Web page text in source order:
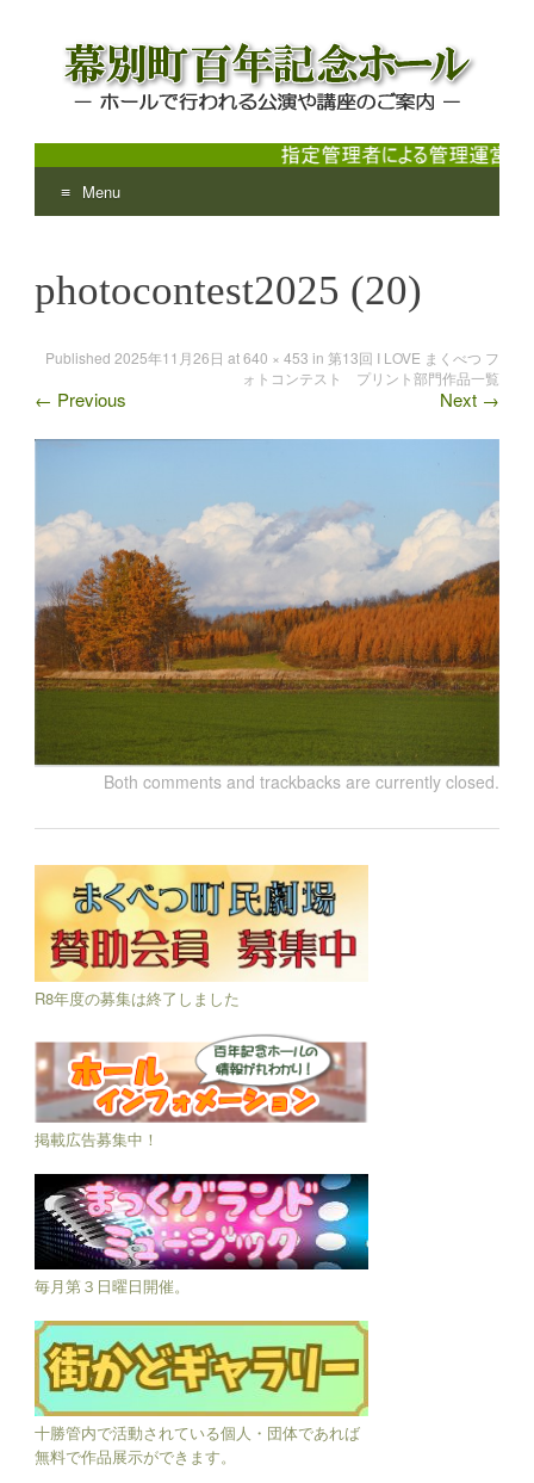
幕別町百年記念ホール
ホールで行われる公演や講座のご案内
Menu
content
photocontest2025 (20)
Published 2025年11月26日 at640 × 453 in 第13回 I LOVE まくべつ フ
ォトコンテスト プリント部門作品一覧
← Previous Next →
Both comments and trackbacks are currently closed.
R8年度の募集は終了しました
掲載広告募集中！
毎月第３日曜日開催。
十勝管内で活動されている個人・団体であれば
無料で作品展示ができます。